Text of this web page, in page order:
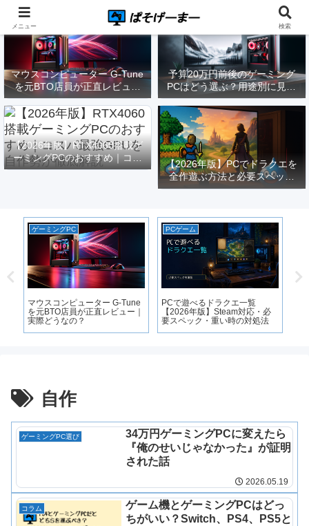
マウスコンピューター G-Tune
を元BTO店員が正直レビュー
｜実際どうなの？
予算20万円前後のゲーミング
PCはどう選ぶ？用途別に見る
構成と注意点【2026年版】
【2026年版】RTX4060搭載ゲ
ーミングPCのおすすめ｜コス
パ最強GPUを自作勢が徹底解
【2026年版】PCでドラクエを
全作遊ぶ方法と必要スペック
｜FF14勢がまとめてみた
ゲーミングPC
マウスコンピューター G-Tune
を元BTO店員が正直レビュー｜
実際どうなの？
PCゲーム
PCで遊べるドラクエ一覧
【2026年版】Steam対応・必
要スペック・重い時の対処法
自作
ゲーミングPC選び
34万円ゲーミングPCに変えたら
『俺のせいじゃなかった』が証明
された話
2026.05.19
コラム
ゲーム機とゲーミングPCはどっ
ちがいい？Switch、PS4、PS5と
メニュー 検索